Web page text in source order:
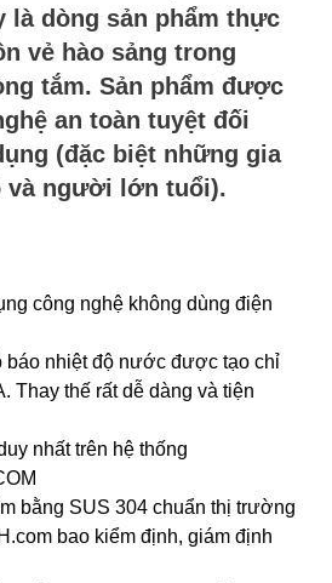
là dòng sản phẩm thực
vẻ hào sảng trong
tắm. Sản phẩm được
an toàn tuyệt đối
(đặc biệt những gia
và người lớn tuổi).
công nghệ không dùng điện
báo nhiệt độ nước được tạo chỉ
Thay thế rất dễ dàng và tiện
nhất trên hệ thống
bằng SUS 304 chuẩn thị trường
bao kiểm định, giám định